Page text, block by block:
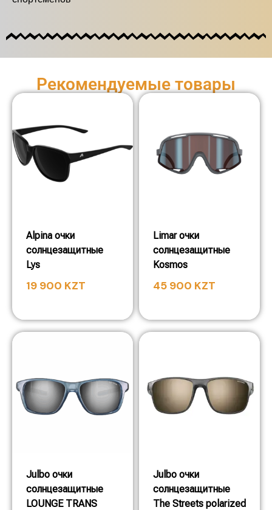
Рекомендуемые товары
Alpina очки
солнцезащитные
Lys
19 900 KZT
Limar очки
солнцезащитные
Kosmos
45 900 KZT
Julbo очки
солнцезащитные
LOUNGE TRANS
Julbo очки
солнцезащитные
The Streets polarized